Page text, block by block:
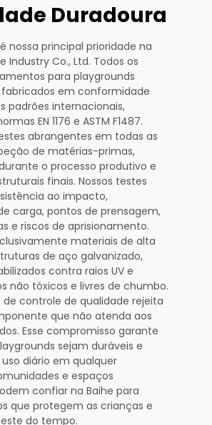
Duradoura
nossa principal prioridade na
Industry Co., Ltd. Todos os
para playgrounds
em conformidade
padrões internacionais,
EN 1176 e ASTM F1487.
abrangentes em todas as
de matérias-primas,
o processo produtivo e
finais. Nossos testes
ao impacto,
carga, pontos de prensagem,
e riscos de aprisionamento.
materiais de alta
de aço galvanizado,
contra raios UV e
não tóxicos e livres de chumbo.
de controle de qualidade rejeita
que não atenda aos
Esse compromisso garante
sejam duráveis e
diário em qualquer
e espaços
confiar na Baihe para
que protegem as crianças e
do tempo.